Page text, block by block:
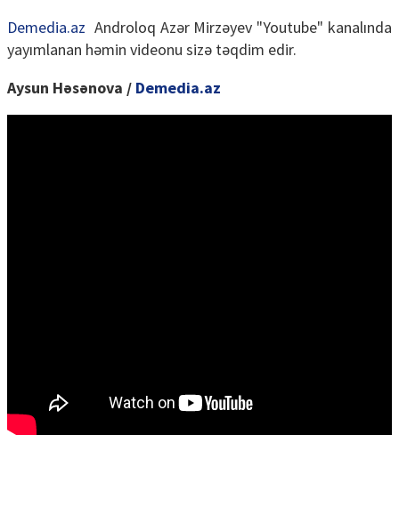
Demedia.az Androloq Azər Mirzəyev "Youtube" kanalında
yayımlanan həmin videonu sizə təqdim edir.
Aysun Həsənova / Demedia.az